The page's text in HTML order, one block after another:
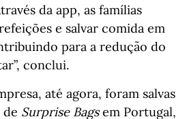
da app, as famílias
e salvar comida em
para a redução do
conclui.
até agora, foram salvas
de Surprise Bagsem Portugal,